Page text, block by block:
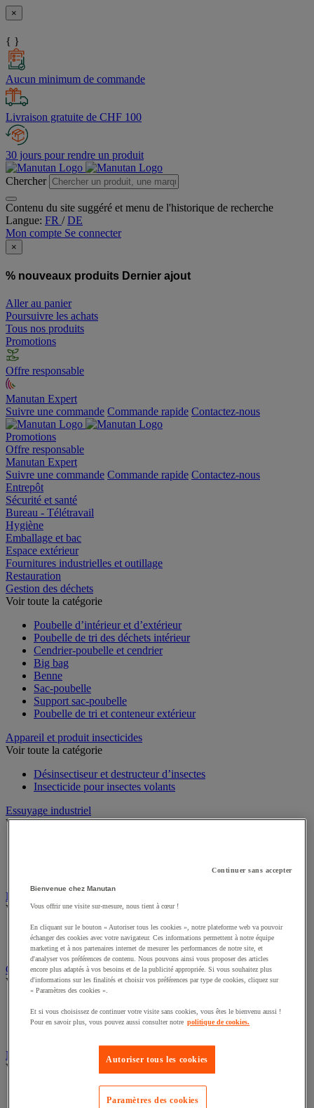
×
{ }
Aucun minimum de commande
Livraison gratuite de CHF 100
30 jours pour rendre un produit
Chercher
Contenu du site suggéré et menu de l'historique de recherche
Langue: FR /DE
Mon compte Se connecter
×
% nouveaux produits Dernier ajout
Aller au panier
Poursuivre les achats
Tous nos produits
Promotions
Offre responsable
Manutan Expert
Suivre une commande Commande rapide Contactez-nous
Promotions
Offre responsable
Manutan Expert
Suivre une commande Commande rapide Contactez-nous
Entrepôt
Sécurité et santé
Bureau - Télétravail
Hygiène
Emballage et bac
Espace extérieur
Fournitures industrielles et outillage
Restauration
Gestion des déchets
Voir toute la catégorie
Poubelle d’intérieur et d’extérieur
Poubelle de tri des déchets intérieur
Cendrier-poubelle et cendrier
Big bag
Benne
Sac-poubelle
Support sac-poubelle
Poubelle de tri et conteneur extérieur
Appareil et produit insecticides
Voir toute la catégorie
Désinsectiseur et destructeur d’insectes
Insecticide pour insectes volants
Essuyage industriel
Voir toute la catégorie
Essuie-mains et distributeur d’essuie-mains
Voir toute la catégorie
Essuie-mains en feuilles ou rouleau
Distributeur d'essuie-mains
Chariot de nettoyage
Voir toute la catégorie
Chariot de lavage
Matériel de nettoyage et d'entretien
Voir toute la catégorie
Balai, pelle et manche
Perche et raclette à vitre
Continuer sans accepter
Bienvenue chez Manutan
Vous offrir une visite sur-mesure, nous tient à cœur !
En cliquant sur le bouton « Autoriser tous les cookies », notre plateforme web va pouvoir
échanger des cookies avec votre navigateur. Ces informations permettent à notre équipe
marketing et à nos partenaires internet de mesurer les performances de notre site, et
d'analyser vos préférences de contenu. Nous pouvons ainsi vous proposer des articles
encore plus adaptés à vos besoins et de la publicité appropriée. Si vous souhaitez plus
d'informations sur les finalités et choisir vos préférences par type de cookies, cliquez sur
« Paramètres des cookies ».
Et si vous choisissez de continuer votre visite sans cookies, vous êtes le bienvenu aussi !
Pour en savoir plus, vous pouvez aussi consulter notre politique de cookies.
Autoriser tous les cookies
Paramètres des cookies